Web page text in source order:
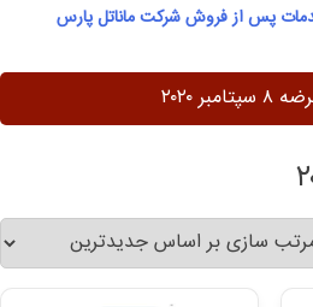
پس از فروش شرکت ماناتل پارس